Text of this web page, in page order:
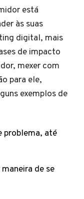
está
às suas
digital, mais
de impacto
mexer com
para ele,
exemplos de
problema, até
de se